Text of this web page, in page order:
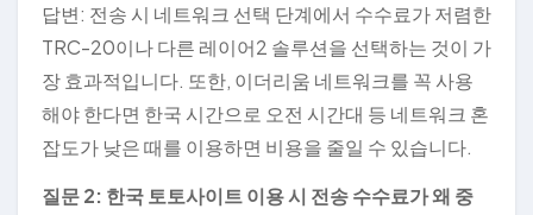
답변: 전송 시 네트워크 선택 단계에서 수수료가 저렴한
TRC-20이나 다른 레이어2 솔루션을 선택하는 것이 가
장 효과적입니다. 또한, 이더리움 네트워크를 꼭 사용
해야 한다면 한국 시간으로 오전 시간대 등 네트워크 혼
잡도가 낮은 때를 이용하면 비용을 줄일 수 있습니다.
질문 2: 한국 토토사이트 이용 시 전송 수수료가 왜 중